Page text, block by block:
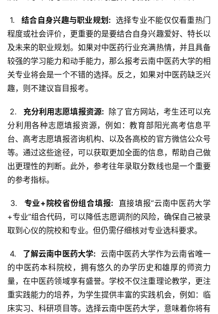
1.
  结合自身兴趣与职业规划:
选择专业不能仅仅看重热门
程度或社会评价，更重要的是要结合自身兴趣爱好、特长以
及未来的职业规划。如果对中医药行业充满热情，并且具备
较强的学习能力和动手能力，那么报考云南中医药大学的相
关专业将会是一个不错的选择。反之，如果对中医药缺乏兴
趣，则不建议盲目报考。
2.
  充分利用志愿填报资源:
除了官方网站，考生还可以充
分利用各种志愿填报资源，例如：教育部阳光高考信息平
台、高考志愿填报咨询机构、以及各高校的官方微信公众号
等。通过这些途径，可以获取更加全面的信息，帮助自己做
出更理性的判断。此外，参考往年录取分数线也是一个重要
的参考指标。
3.
  专业+院校省份组合填报:
直接填报“云南中医药大学
+专业”组合代码，可以降低志愿调剂的风险，确保自己被录
取到心仪的院校和专业。但仍需仔细核对专业选科要求。
4.
  了解云南中医药大学:
云南中医药大学作为云南省唯一
的中医药本科院校，拥有悠久的办学历史和雄厚的师资力
量，在中医药领域享有盛誉。学校不仅注重理论教学，更注
重实践能力的培养，为学生提供丰富的实践机会，例如：临
床实习、科研项目等。选择云南中医药大学，意味着你将有